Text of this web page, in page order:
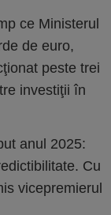
ce Ministerul
de euro,
peste trei
investiţii în
anul 2025:
Cu
vicepremierul